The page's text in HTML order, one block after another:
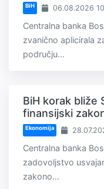
BiH 06.08.2026
Centralna banka
zvanično aplicirala
području...
BiH korak bliže
finansijski
Ekonomija
Centralna banka
zadovoljstvo
zakono...